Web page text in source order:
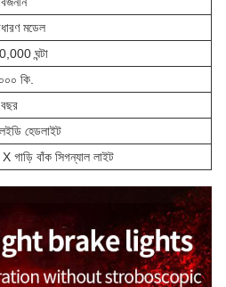
মডেল
ঘন্টা
কি.
হেডলাইট
গাড়ি বাঁক সিগন্যাল লাইট